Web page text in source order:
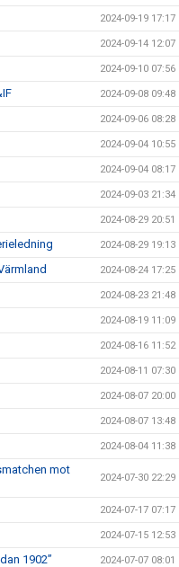
2024-09-19 17:17
2024-09-14 12:07
2024-09-10 07:56
2024-09-08 09:48
2024-09-06 08:28
2024-09-04 10:55
2024-09-04 08:17
2024-09-03 21:34
2024-08-29 20:51
2024-08-29 19:13
2024-08-24 17:25
2024-08-23 21:48
2024-08-19 11:09
2024-08-16 11:52
2024-08-11 07:30
2024-08-07 20:00
2024-08-07 13:48
2024-08-04 11:38
mot
2024-07-30 22:29
2024-07-17 07:17
2024-07-15 12:53
1902” 2024-07-07 08:01